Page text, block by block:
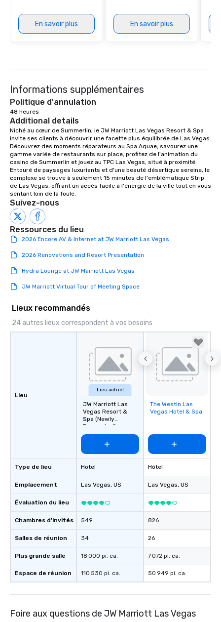
Our exclusive
ultimate networking
experiences not only
ways to network, but
way to do so. Large Groups Welcome
Lip Smacking Foodie
groups, small or large.
experiences can
a tour is stress-free
date any dietary
allergies for anyone
Feel Like a VIP at
Smacking Foodie
group members
than desirable table.
everyone is treated
What’s more, your
a special warm
from the restaurant
be printed featuring
which can be an
those Instagram
as well as an event
for groups that desire
glittering lights of The
Memorable
Smacking Foodie
remember. Our one-
En savoir plus En savoir plus
Informations supplémentaires
Politique d'annulation
48 heures
Additional details
Niché au cœur de Summerlin, le JW Marriott Las Vegas Resort & Spa
invite ses clients à découvrir une facette plus équilibrée de Las Vegas.
Découvrez des moments réparateurs au Spa Aquae, savourez une
gamme variée de restaurants sur place, profitez de l'animation du
casino de Summerlin et jouez au TPC Las Vegas, situé à proximité.
Entouré de paysages luxuriants et d'une beauté désertique sereine, le
complexe se trouve à seulement 15 minutes de l'emblématique Strip
de Las Vegas, offrant un accès facile à l'énergie de la ville tout en vous
sentant loin de la foule.
Suivez-nous
Ressources du lieu
2026 Encore AV & Internet at JW Marriott Las Vegas
2026 Renovations and Resort Presentation
Hydra Lounge at JW Marriott Las Vegas
JW Marriott Virtual Tour of Meeting Space
Lieux recommandés
24 autres lieux correspondent à vos besoins
Lieu
Type de lieu
Emplacement
Évaluation du lieu
Chambres d'invités
Salles de réunion
Plus grande salle
Espace de réunion
Lieu actuel
JW Marriott Las
Vegas Resort &
Spa (Newly
Renovated)
Hotel
Las Vegas, US
549
34
18 000 pi. ca.
110 530 pi. ca.
Removed from
favorites
The Westin Las
Vegas Hotel & Spa
Hôtel
Las Vegas, US
826
26
7 072 pi. ca.
50 949 pi. ca.
Foire aux questions de JW Marriott Las Vegas